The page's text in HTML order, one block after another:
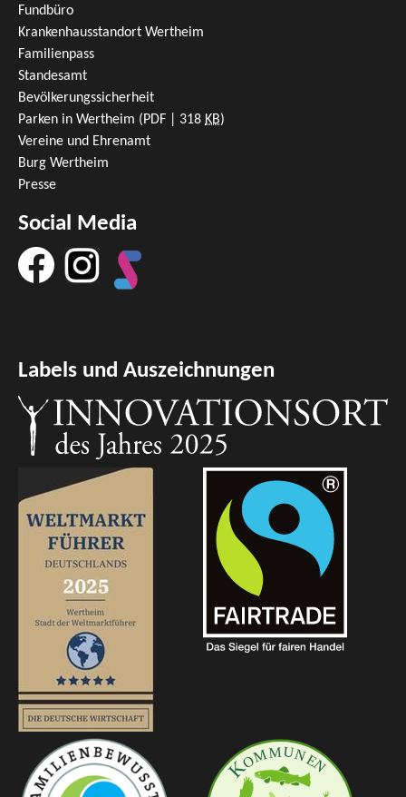
Fundbüro
Krankenhausstandort Wertheim
Familienpass
Standesamt
Bevölkerungssicherheit
Parken in Wertheim (PDF | 318 KB)
Vereine und Ehrenamt
Burg Wertheim
Presse
Social Media
Labels und Auszeichnungen